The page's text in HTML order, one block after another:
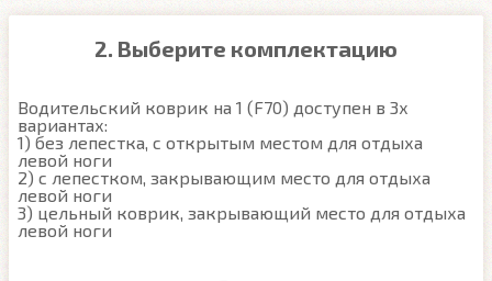
2. Выберите комплектацию
Водительский коврик на 1 (F70) доступен в 3х
вариантах:
1) без лепестка, с открытым местом для отдыха
левой ноги
2) с лепестком, закрывающим место для отдыха
левой ноги
3) цельный коврик, закрывающий место для отдыха
левой ноги